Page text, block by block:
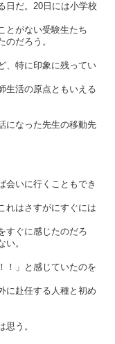
日だ。20日には小学校
とがない受験生たち
だろう。
、特に印象に残ってい
生活の原点ともいえる
になった先生の移動先
会いに行くこともでき
れはさすがにすぐには
すぐに感じたのだろ
。
！」と感じていたのを
に赴任する人種と初め
う。